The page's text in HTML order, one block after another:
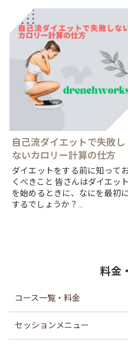
ていましたが、現在では以前
は比べものにならないほど動け
るようになっています。
そんな...
自己流ダイエットで失敗し
ないカロリー計算の仕方
ダイエットをする前に知って
くべきこと 皆さんはダイエット
を始めるときに、なにを最初に
するでしょうか？
料金
コース一覧・料金
セッションメニュー